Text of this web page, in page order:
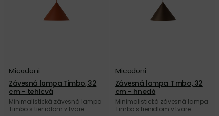
Micadoni
Závesná lampa Timbo, 32
cm – tehlová
Minimalistická závesná lampa
Timbo s tienidlom v tvare
Micadoni
Závesná lampa Timbo, 32
cm – hnedá
Minimalistická závesná lampa
Timbo s tienidlom v tvare